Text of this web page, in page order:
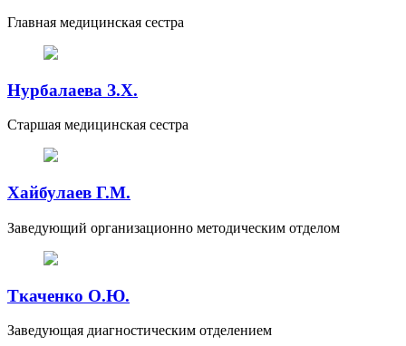
Главная медицинская сестра
Нурбалаева З.Х.
Старшая медицинская сестра
Хайбулаев Г.М.
Заведующий организационно методическим отделом
Ткаченко О.Ю.
Заведующая диагностическим отделением